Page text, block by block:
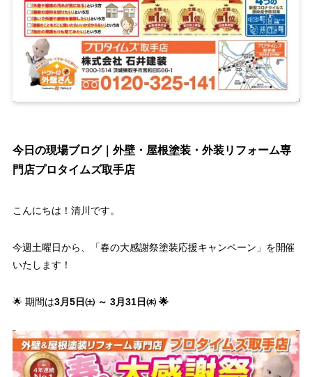
今日の現場ブログ｜外壁・屋根塗装・外装リフォーム専
門店プロタイムズ取手店
こんにちは！清川です。
今週土曜日から、「春の大感謝祭塗装応援キャンペーン」を開催
いたします！
🌟 期間は3月5日㈯ ～ 3月31日㈭ 🌟